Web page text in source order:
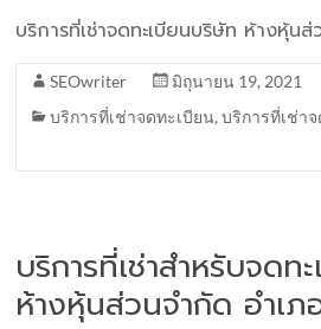
บริการที่เช่าจดทะเบียนบริษัท ห้างหุ้นส่
SEOwriter
มิถุนายน 19, 2021
บริการที่เช่าจดทะเบียน,บริการที่เช่า
บริการที่เช่าสำหรับจดท
ห้างหุ้นส่วนจำกัด อำเ